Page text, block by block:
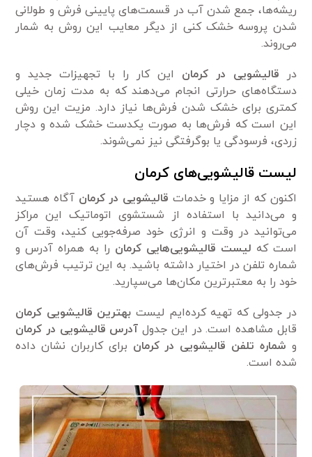
ریشه‌ها، جمع شدن آب در قسمت‌های پایینی فرش و طولانی
شدن پروسه خشک کنی از دیگر معایب این روش به شمار
می‌روند.
در قالیشویی در کرمان این کار را با تجهیزات جدید و
دستگاه‌های حرارتی انجام می‌دهند که به مدت زمان خیلی
کمتری برای خشک شدن فرش‌ها نیاز دارد. مزیت این روش
این است که فرش‌ها به صورت یکدست خشک شده و دچار
زردی، فرسودگی یا بوگرفتگی نیز نمی‌شوند.
لیست قالیشویی‌های کرمان
اکنون که از مزایا و خدمات قالیشویی در کرمان آگاه هستید
و می‌دانید با استفاده از شستشوی اتوماتیک این مراکز
می‌توانید در وقت و انرژی خود صرفه‌جویی کنید، وقت آن
است که لیست قالیشویی‌هایی کرمان را به همراه آدرس و
شماره تلفن در اختیار داشته باشید. به این ترتیب فرش‌های
خود را به معتبرترین مکان‌ها می‌سپارید.
در جدولی که تهیه کرده‌ایم لیست بهترین قالیشویی کرمان
قابل مشاهده است. در این جدول آدرس قالیشویی در کرمان
و شماره تلفن قالیشویی در کرمان برای کاربران نشان داده
شده است.